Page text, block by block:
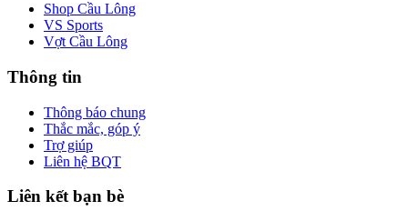
Shop Cầu Lông
VS Sports
Vợt Cầu Lông
Thông tin
Thông báo chung
Thắc mắc, góp ý
Trợ giúp
Liên hệ BQT
Liên kết bạn bè